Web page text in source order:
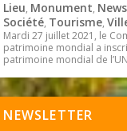
Lieu, Monument,
Société, Tourisme,
Mardi 27 juillet 2021, le
patrimoine mondial a
patrimoine mondial de
NEWSLETTER